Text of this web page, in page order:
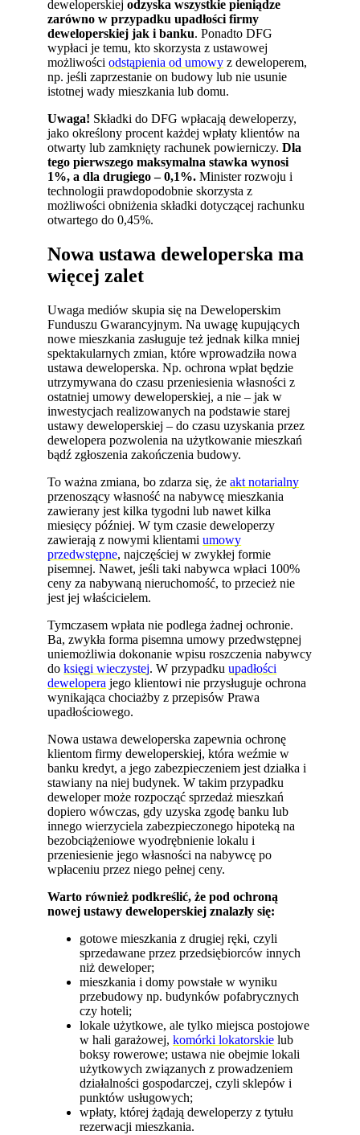
deweloperskiejodzyska wszystkie pieniądze
zarówno w przypadku upadłości firmy
deweloperskiej jak i banku. Ponadto DFG
wypłaci je temu, kto skorzysta z ustawowej
możliwościodstąpienia od umowy z deweloperem,
np. jeśli zaprzestanie on budowy lub nie usunie
istotnej wady mieszkania lub domu.
Uwaga! Składki do DFG wpłacają deweloperzy,
jako określony procent każdej wpłaty klientów na
otwarty lub zamknięty rachunek powierniczy. Dla
tego pierwszego maksymalna stawka wynosi
1%, a dla drugiego – 0,1%. Minister rozwoju i
technologii prawdopodobnie skorzysta z
możliwości obniżenia składki dotyczącej rachunku
otwartego do 0,45%.
Nowa ustawa deweloperska ma
więcej zalet
Uwaga mediów skupia się na Deweloperskim
Funduszu Gwarancyjnym. Na uwagę kupujących
nowe mieszkania zasługuje też jednak kilka mniej
spektakularnych zmian, które wprowadziła nowa
ustawa deweloperska. Np. ochrona wpłat będzie
utrzymywana do czasu przeniesienia własności z
ostatniej umowy deweloperskiej, a nie – jak w
inwestycjach realizowanych na podstawie starej
ustawy deweloperskiej – do czasu uzyskania przez
dewelopera pozwolenia na użytkowanie mieszkań
bądź zgłoszenia zakończenia budowy.
To ważna zmiana, bo zdarza się, żeakt notarialny
przenoszący własność na nabywcę mieszkania
zawierany jest kilka tygodni lub nawet kilka
miesięcy później. W tym czasie deweloperzy
zawierają z nowymi klientamiumowy
przedwstępne, najczęściej w zwykłej formie
pisemnej. Nawet, jeśli taki nabywca wpłaci 100%
ceny za nabywaną nieruchomość, to przecież nie
jest jej właścicielem.
Tymczasem wpłata nie podlega żadnej ochronie.
Ba, zwykła forma pisemna umowy przedwstępnej
uniemożliwia dokonanie wpisu roszczenia nabywcy
doksięgi wieczystej. W przypadkuupadłości
dewelopera jego klientowi nie przysługuje ochrona
wynikająca chociażby z przepisów Prawa
upadłościowego.
Nowa ustawa deweloperska zapewnia ochronę
klientom firmy deweloperskiej, która weźmie w
banku kredyt, a jego zabezpieczeniem jest działka i
stawiany na niej budynek. W takim przypadku
deweloper może rozpocząć sprzedaż mieszkań
dopiero wówczas, gdy uzyska zgodę banku lub
innego wierzyciela zabezpieczonego hipoteką na
bezobciążeniowe wyodrębnienie lokalu i
przeniesienie jego własności na nabywcę po
wpłaceniu przez niego pełnej ceny.
Warto również podkreślić, że pod ochroną
nowej ustawy deweloperskiej znalazły się:
gotowe mieszkania z drugiej ręki, czyli
sprzedawane przez przedsiębiorców innych
niż deweloper;
mieszkania i domy powstałe w wyniku
przebudowy np. budynków pofabrycznych
czy hoteli;
lokale użytkowe, ale tylko miejsca postojowe
w hali garażowej,komórki lokatorskie lub
boksy rowerowe; ustawa nie obejmie lokali
użytkowych związanych z prowadzeniem
działalności gospodarczej, czyli sklepów i
punktów usługowych;
wpłaty, której żądają deweloperzy z tytułu
rezerwacji mieszkania.